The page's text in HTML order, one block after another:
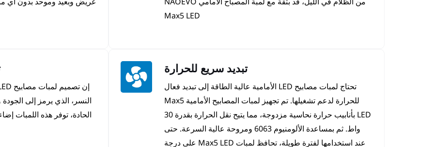
Max5 LED
تبديد سريع للحرارة
تحتاج لمبات مصابيح LED الأمامية عالية الطاقة إلى تبديد فعال
للحرارة لدعم تشغيلها. تم تجهيز لمبات المصابيح الأمامية Max5
LED بأنابيب حرارة نحاسية مزدوجة، مما يتيح نقل الحرارة بقدرة 30
واط. ثم بمساعدة الألومنيوم 6063 ومروحة عالية السرعة. حتى
عند استخدامها لفترة طويلة، تحافظ لمبات Max5 LED على درجة
النسر، الذي يرمز إلى الجودة
الحادة، توفر هذه اللمبات